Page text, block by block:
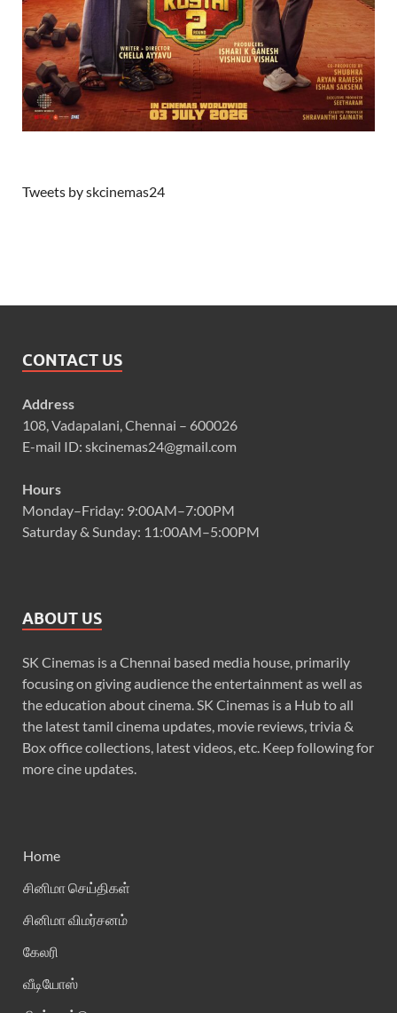
Tweets by skcinemas24
CONTACT US
Address
108, Vadapalani, Chennai – 600026
E-mail ID: skcinemas24@gmail.com
Hours
Monday–Friday: 9:00AM–7:00PM
Saturday & Sunday: 11:00AM–5:00PM
ABOUT US
SK Cinemas is a Chennai based media house, primarily
focusing on giving audience the entertainment as well as
the education about cinema. SK Cinemas is a Hub to all
the latest tamil cinema updates, movie reviews, trivia &
Box office collections, latest videos, etc. Keep following for
more cine updates.
Home
சினிமா செய்திகள்
சினிமா விமர்சனம்
கேலரி
வீடியோஸ்